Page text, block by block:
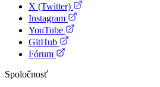
X (Twitter)
Instagram
YouTube
GitHub
Fórum
Spoločnosť